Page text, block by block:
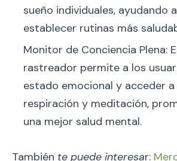
sueño individuales, ayudando
establecer rutinas más
Monitor de Conciencia Plena:
rastreador permite a los
estado emocional y acceder
respiración y meditación,
una mejor salud mental.
También te puede interesar: